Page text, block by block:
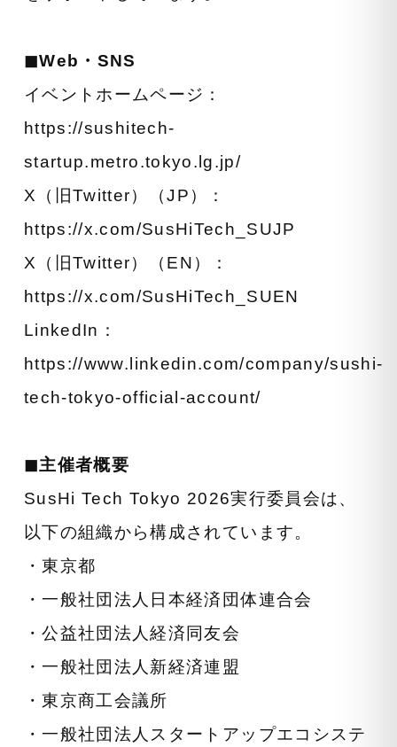
◼︎Web・SNS
イベントホームページ：
https://sushitech-
startup.metro.tokyo.lg.jp/
X（旧Twitter）（JP）：
https://x.com/SusHiTech_SUJP
X（旧Twitter）（EN）：
https://x.com/SusHiTech_SUEN
LinkedIn：
https://www.linkedin.com/company/sushi-
tech-tokyo-official-account/
◼︎主催者概要
SusHi Tech Tokyo 2026実行委員会は、
以下の組織から構成されています。
・東京都
・一般社団法人日本経済団体連合会
・公益社団法人経済同友会
・一般社団法人新経済連盟
・東京商工会議所
・一般社団法人スタートアップエコシステ